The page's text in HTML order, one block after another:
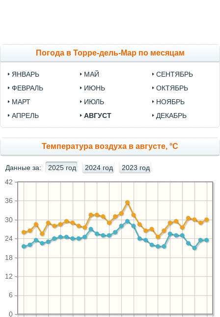
Погода в Торре-дель-Мар по месяцам
ЯНВАРЬ
ФЕВРАЛЬ
МАРТ
АПРЕЛЬ
МАЙ
ИЮНЬ
ИЮЛЬ
АВГУСТ
СЕНТЯБРЬ
ОКТЯБРЬ
НОЯБРЬ
ДЕКАБРЬ
Температура воздуха в августе, °C
Данные за: 2025 год 2024 год 2023 год
0
6
12
18
24
30
36
42